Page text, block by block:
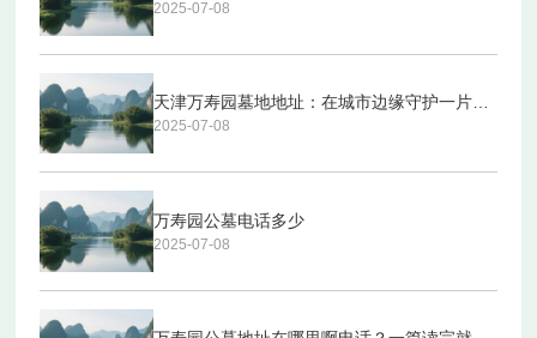
2025-07-08
2025-07-08
万寿园公墓电话多少
2025-07-08